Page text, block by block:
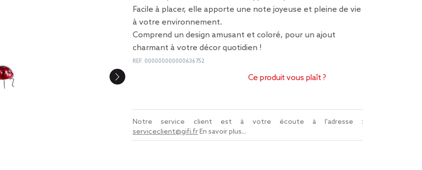
Facile à placer, elle apporte une note joyeuse et pleine de vie
à votre environnement.
Comprend un design amusant et coloré, pour un ajout
charmant à votre décor quotidien !
REF. 000000000000636752
Ce produit vous plaît ?
Notre service client est à votre écoute à l'adresse :
serviceclient@gifi.frEn savoir plus...